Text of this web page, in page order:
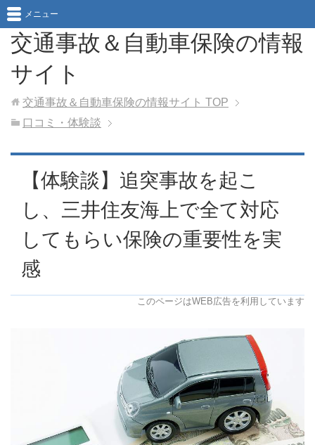
交通事故＆自動車保険の情報
サイト
メニュー
交通事故＆自動車保険の情報サイト TOP
口コミ・体験談
【体験談】追突事故を起こ
し、三井住友海上で全て対応
してもらい保険の重要性を実
感
このページはWEB広告を利用しています